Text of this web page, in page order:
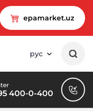
epamarket.uz
рус
400-0-400